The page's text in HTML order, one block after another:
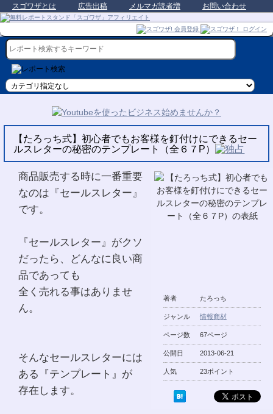
スゴワザとは 広告出稿 メルマガ読者増 お問い合わせ
【たろっち式】初心者でもお客様を釘付けにできるセー
ルスレターの秘密のテンプレート（全６７P）
著者 たろっち
ジャンル 情報商材
ページ数 67ページ
公開日 2013-06-21
人気 23ポイント
商品販売する時に一番重要
なのは『セールスレター』
です。
『セールスレター』がクソ
だったら、どんなに良い商
品であっても
全く売れる事はありませ
ん。
そんなセールスレターには
ある『テンプレート』が
存在します。